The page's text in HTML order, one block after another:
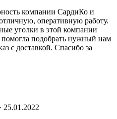
компании СардиКо и
оперативную работу.
уголки в этой компании
подобрать нужный нам
с доставкой. Спасибо за
25.01.2022